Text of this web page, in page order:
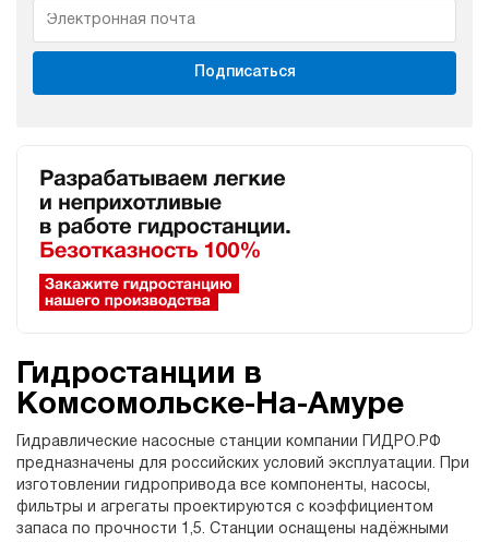
Подписаться
Гидростанции в
Комсомольске-На-Амуре
Гидравлические насосные станции компании ГИДРО.РФ
предназначены для российских условий эксплуатации. При
изготовлении гидропривода все компоненты, насосы,
фильтры и агрегаты проектируются с коэффициентом
запаса по прочности 1,5. Станции оснащены надёжными